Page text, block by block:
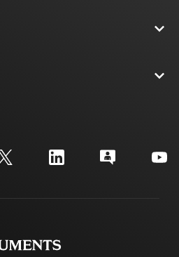
ンター